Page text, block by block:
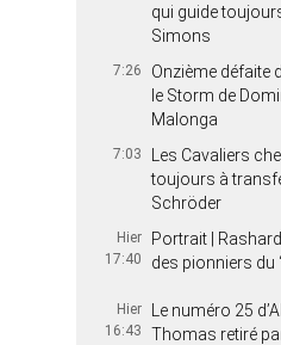
qui guide
Simons
7:26
Onzième défaite
le Storm de
Malonga
7:03
Les Cavaliers
toujours à
Schröder
Hier
17:40
Portrait |
des pionniers du
Hier
16:43
Le numéro 25
Thomas retiré